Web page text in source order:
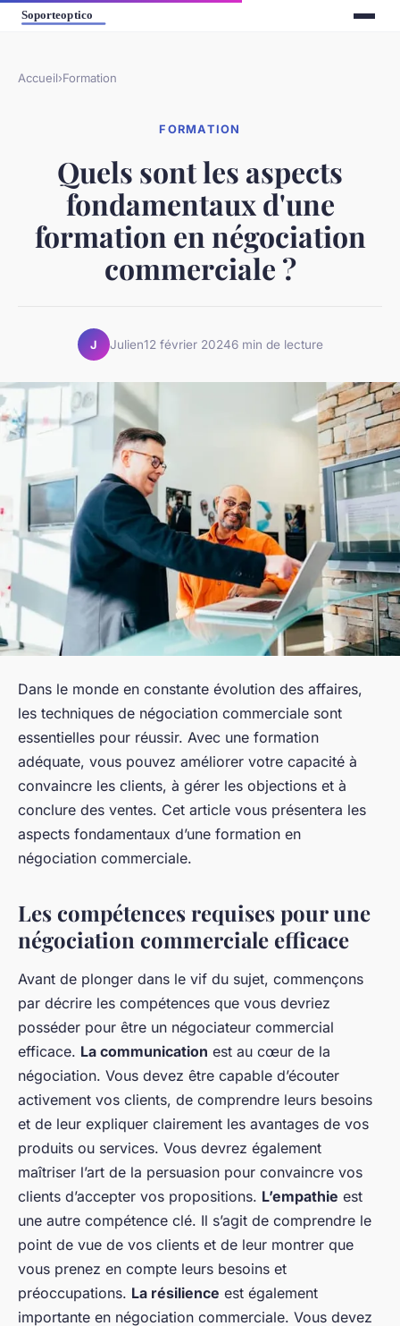
Accueil›Formation
FORMATION
Quels sont les aspects
fondamentaux d'une
formation en négociation
commerciale ?
J Julien12 février 20246 min de lecture
Dans le monde en constante évolution des affaires,
les techniques de négociation commerciale sont
essentielles pour réussir. Avec une formation
adéquate, vous pouvez améliorer votre capacité à
convaincre les clients, à gérer les objections et à
conclure des ventes. Cet article vous présentera les
aspects fondamentaux d’une formation en
négociation commerciale.
Les compétences requises pour une
négociation commerciale efficace
Avant de plonger dans le vif du sujet, commençons
par décrire les compétences que vous devriez
posséder pour être un négociateur commercial
efficace. La communication est au cœur de la
négociation. Vous devez être capable d’écouter
activement vos clients, de comprendre leurs besoins
et de leur expliquer clairement les avantages de vos
produits ou services. Vous devrez également
maîtriser l’art de la persuasion pour convaincre vos
clients d’accepter vos propositions. L’empathie est
une autre compétence clé. Il s’agit de comprendre le
point de vue de vos clients et de leur montrer que
vous prenez en compte leurs besoins et
préoccupations. La résilience est également
importante en négociation commerciale. Vous devez